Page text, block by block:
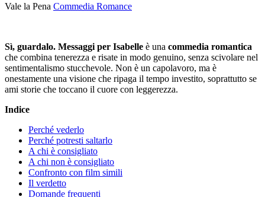
Vale la Pena Commedia Romance
Sì, guardalo. Messaggi per Isabelle è una commedia romantica
che combina tenerezza e risate in modo genuino, senza scivolare nel
sentimentalismo stucchevole. Non è un capolavoro, ma è
onestamente una visione che ripaga il tempo investito, soprattutto se
ami storie che toccano il cuore con leggerezza.
Indice
Perché vederlo
Perché potresti saltarlo
A chi è consigliato
A chi non è consigliato
Confronto con film simili
Il verdetto
Domande frequenti